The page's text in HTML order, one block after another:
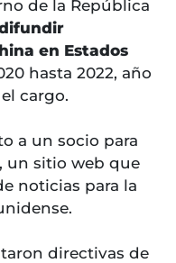
de la República
en Estados
hasta 2022, año
cargo.
a un socio para
un sitio web que
noticias para la
directivas de